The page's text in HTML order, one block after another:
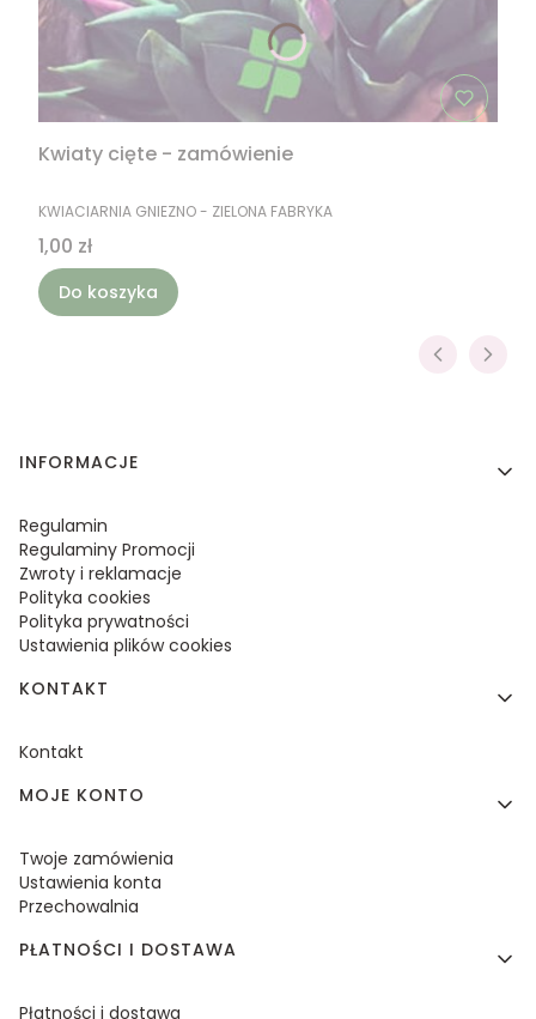
Kwiaty cięte - zamówienie
PRODUCENT
KWIACIARNIA GNIEZNO - ZIELONA FABRYKA
Cena
1,00 zł
Do koszyka
Linki w stopce
INFORMACJE
Regulamin
Regulaminy Promocji
Zwroty i reklamacje
Polityka cookies
Polityka prywatności
Ustawienia plików cookies
KONTAKT
Kontakt
MOJE KONTO
Twoje zamówienia
Ustawienia konta
Przechowalnia
PŁATNOŚCI I DOSTAWA
Płatności i dostawa